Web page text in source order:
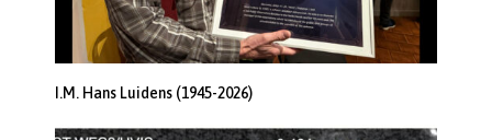
I.M. Hans Luidens (1945-2026)